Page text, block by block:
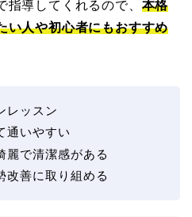
導してくれるので、 本格
い人や初心者にもおすすめ
レッスン
通いやすい
麗で清潔感がある
改善に取り組める